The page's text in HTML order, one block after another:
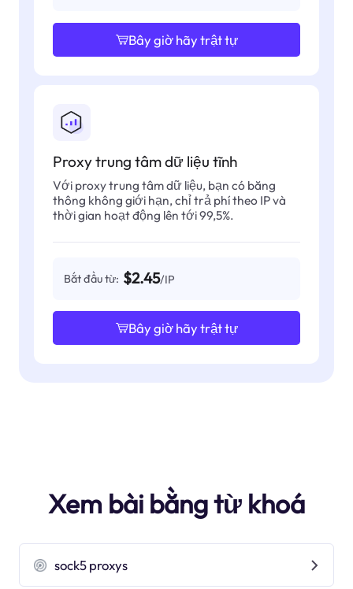
Bây giờ hãy trật tự
Proxy trung tâm dữ liệu tĩnh
Với proxy trung tâm dữ liệu, bạn có băng
thông không giới hạn, chỉ trả phí theo IP và
thời gian hoạt động lên tới 99,5%.
Bắt đầu từ: $2.45/IP
Bây giờ hãy trật tự
Xem bài bằng từ khoá
sock5 proxys